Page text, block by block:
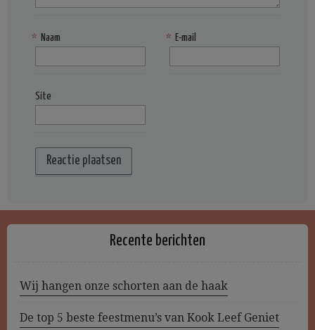
Naam
* E-mail
*
Site
Recente berichten
Wij hangen onze schorten aan de haak
De top 5 beste feestmenu’s van Kook Leef Geniet